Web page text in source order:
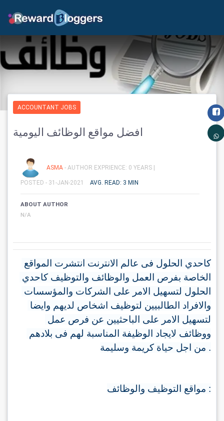
ACCOUNTANT JOBS
افضل مواقع الوظائف اليومية
ASMA - AUTHOR EXPRIENCE: 0 YEARS |
POSTED - 31-JAN-2021 AVG. READ: 3 MIN
ABOUT AUTHOR
N/A
كاحدي الحلول فى عالم الانترنت انتشرت المواقع
الخاصة بفرص العمل والوظائف والتوظيف كاحدي
الحلول لتسهيل الامر على الشركات والمؤسسات
والافراد الطالبيين لتوظيف اشخاص لديهم وايضا
لتسهيل الامر على الباحثيين عن فرص عمل
ووظائف لايجاد الوظيفة المناسبة لهم فى بلادهم
.
: